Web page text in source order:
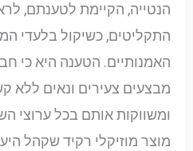
הנטייה, הקיימת לטענתם,
התקליטים, כשיקול בלעדי
האמנותיים. הטענה היא כי
מבצעים צעירים ונאים ללא
ומשווקות אותם בכל ערוצי
מוצר מוזיקלי רקיד שקהל